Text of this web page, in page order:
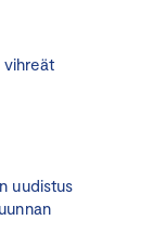
uudistus